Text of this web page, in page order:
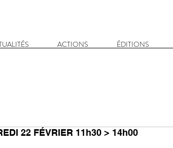
ACTIONS ÉDITIONS
22 FÉVRIER 11h30 > 14h00